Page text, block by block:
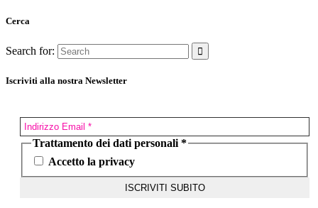
Cerca
Search for:
Iscriviti alla nostra Newsletter
Trattamento dei dati personali *
Accetto la privacy